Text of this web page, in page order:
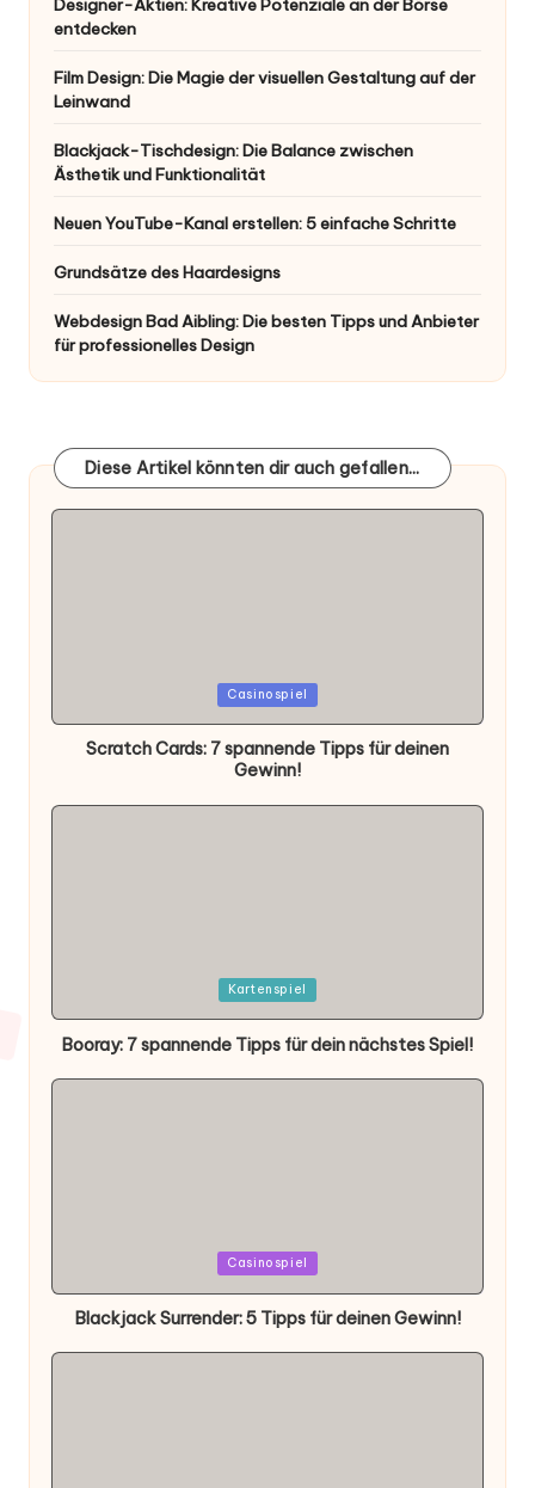
Designer-Aktien: Kreative Potenziale an der Börse
entdecken
Film Design: Die Magie der visuellen Gestaltung auf der
Leinwand
Blackjack-Tischdesign: Die Balance zwischen
Ästhetik und Funktionalität
Neuen YouTube-Kanal erstellen: 5 einfache Schritte
Grundsätze des Haardesigns
Webdesign Bad Aibling: Die besten Tipps und Anbieter
für professionelles Design
Diese Artikel könnten dir auch gefallen...
Casinospiel
Scratch Cards: 7 spannende Tipps für deinen
Gewinn!
Kartenspiel
Booray: 7 spannende Tipps für dein nächstes Spiel!
Casinospiel
Blackjack Surrender: 5 Tipps für deinen Gewinn!